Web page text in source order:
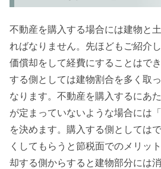
不動産を購入する場合には建物と
ればなりません。先ほどもご紹介
価償却をして経費にすることはで
する側としては建物割合を多く取
なります。不動産を購入するにあ
が定まっていないような場合には
を決めます。購入する側としては
くしてもらうと節税面でのメリッ
却する側からすると建物部分には